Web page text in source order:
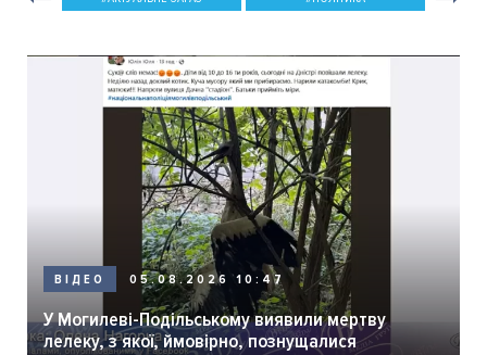
ВІДЕО 05.08.2026 10:47
У Могилеві-Подільському виявили мертву
лелеку, з якої, ймовірно, познущалися